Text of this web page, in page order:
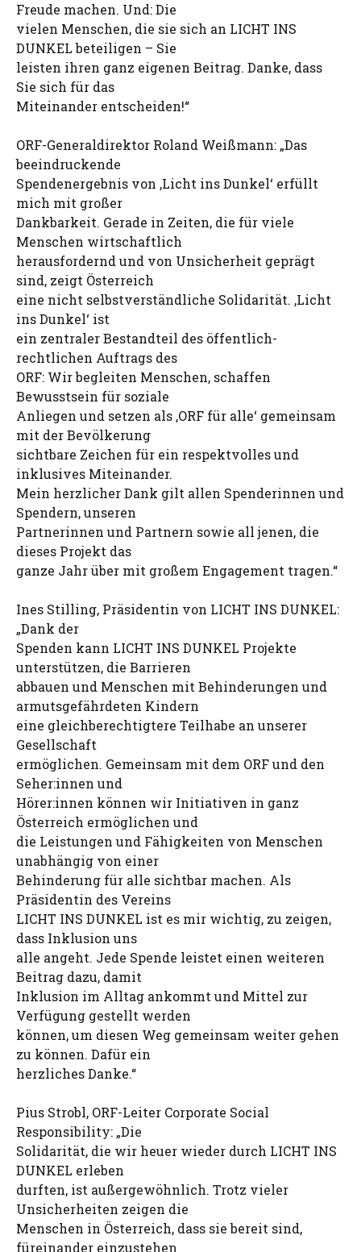
Freude machen. Und: Die
vielen Menschen, die sie sich an LICHT INS
DUNKEL beteiligen – Sie
leisten ihren ganz eigenen Beitrag. Danke, dass
Sie sich für das
Miteinander entscheiden!“
ORF-Generaldirektor Roland Weißmann: „Das
beeindruckende
Spendenergebnis von ,Licht ins Dunkel‘ erfüllt
mich mit großer
Dankbarkeit. Gerade in Zeiten, die für viele
Menschen wirtschaftlich
herausfordernd und von Unsicherheit geprägt
sind, zeigt Österreich
eine nicht selbstverständliche Solidarität. ,Licht
ins Dunkel‘ ist
ein zentraler Bestandteil des öffentlich-
rechtlichen Auftrags des
ORF: Wir begleiten Menschen, schaffen
Bewusstsein für soziale
Anliegen und setzen als ‚ORF für alle‘ gemeinsam
mit der Bevölkerung
sichtbare Zeichen für ein respektvolles und
inklusives Miteinander.
Mein herzlicher Dank gilt allen Spenderinnen und
Spendern, unseren
Partnerinnen und Partnern sowie all jenen, die
dieses Projekt das
ganze Jahr über mit großem Engagement tragen.“
Ines Stilling, Präsidentin von LICHT INS DUNKEL:
„Dank der
Spenden kann LICHT INS DUNKEL Projekte
unterstützen, die Barrieren
abbauen und Menschen mit Behinderungen und
armutsgefährdeten Kindern
eine gleichberechtigtere Teilhabe an unserer
Gesellschaft
ermöglichen. Gemeinsam mit dem ORF und den
Seher:innen und
Hörer:innen können wir Initiativen in ganz
Österreich ermöglichen und
die Leistungen und Fähigkeiten von Menschen
unabhängig von einer
Behinderung für alle sichtbar machen. Als
Präsidentin des Vereins
LICHT INS DUNKEL ist es mir wichtig, zu zeigen,
dass Inklusion uns
alle angeht. Jede Spende leistet einen weiteren
Beitrag dazu, damit
Inklusion im Alltag ankommt und Mittel zur
Verfügung gestellt werden
können, um diesen Weg gemeinsam weiter gehen
zu können. Dafür ein
herzliches Danke.“
Pius Strobl, ORF-Leiter Corporate Social
Responsibility: „Die
Solidarität, die wir heuer wieder durch LICHT INS
DUNKEL erleben
durften, ist außergewöhnlich. Trotz vieler
Unsicherheiten zeigen die
Menschen in Österreich, dass sie bereit sind,
füreinander einzustehen